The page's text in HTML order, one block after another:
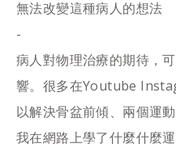
無法改變這種病人的想法
-
病人對物理治療的期待，
響。很多在Youtube
以解決骨盆前傾、兩個運
我在網路上學了什麼什麼